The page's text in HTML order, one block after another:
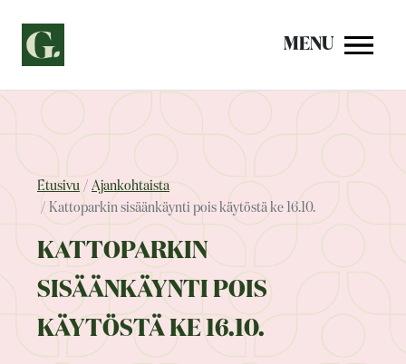
sisältöön
MENU
Etusivu
Ajankohtaista
Kattoparkin sisäänkäynti pois käytöstä ke 16.10.
KATTOPARKIN
SISÄÄNKÄYNTI POIS
KÄYTÖSTÄ KE 16.10.